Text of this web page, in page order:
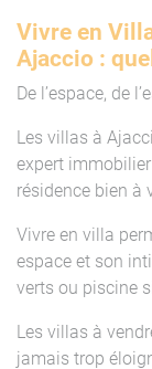
Vivre en
Ajaccio :
De l’espace, de
Les villas à
expert
résidence bien à
Vivre en villa
espace et son
verts ou piscine
Les villas à
jamais trop